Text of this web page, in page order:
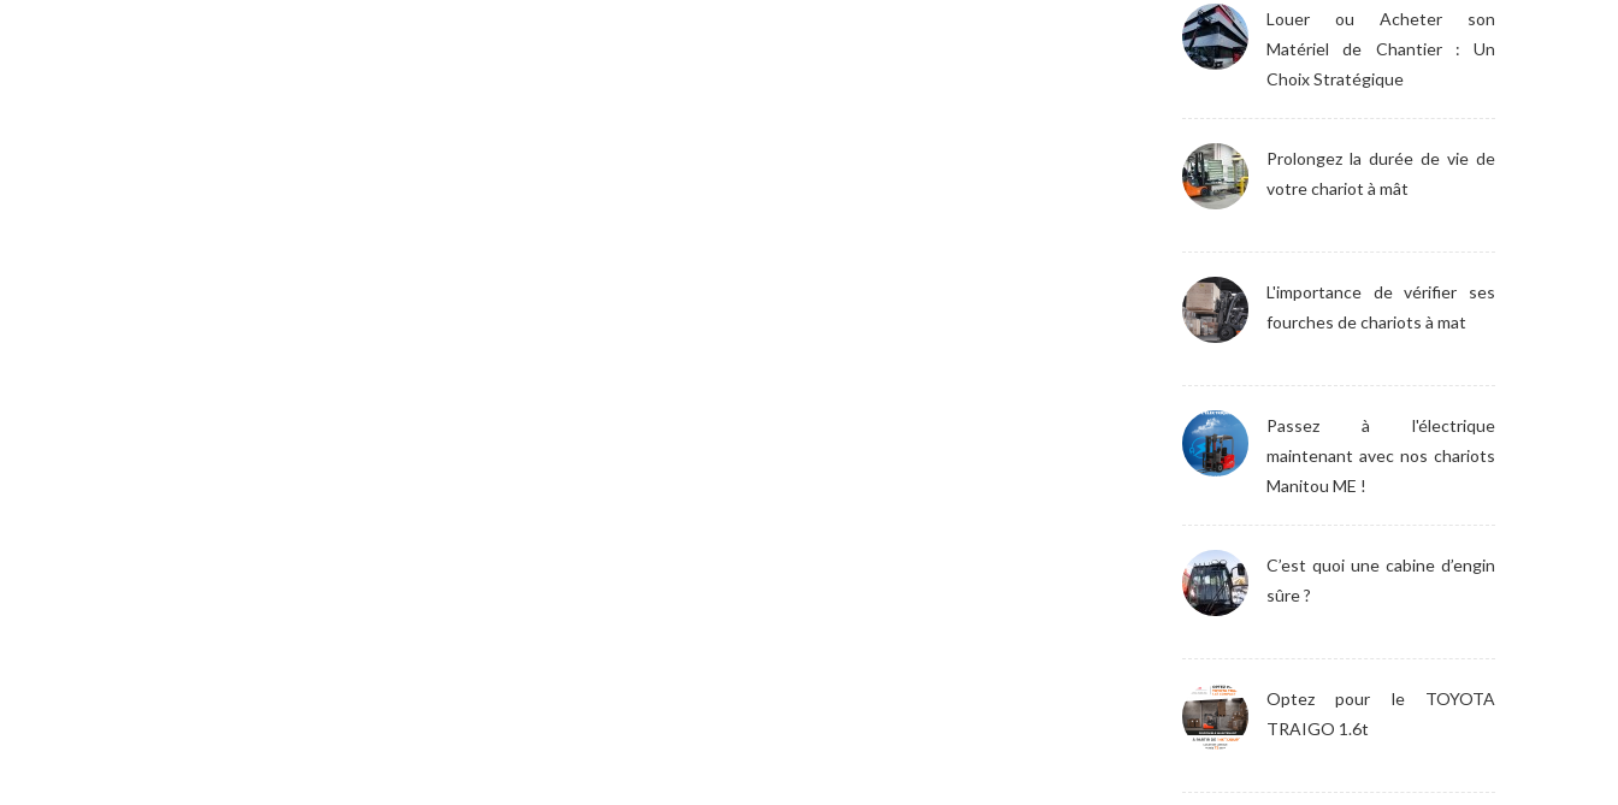
Louer ou Acheter son
Matériel de Chantier : Un
Choix Stratégique
Prolongez la durée de vie de
votre chariot à mât
L'importance de vérifier ses
fourches de chariots à mat
Passez à l'électrique
maintenant avec nos chariots
Manitou ME !
C’est quoi une cabine d’engin
sûre ?
Optez pour le TOYOTA
TRAIGO 1.6t